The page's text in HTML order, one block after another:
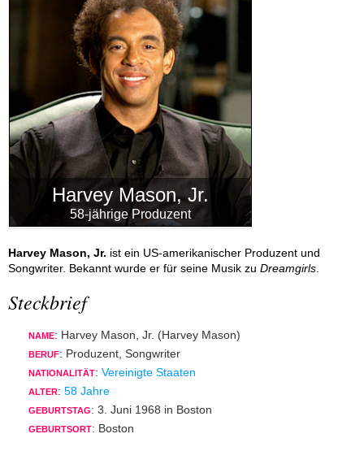
Harvey Mason, Jr.
58-jährige Produzent
Harvey Mason, Jr. ist ein US-amerikanischer Produzent und
Songwriter. Bekannt wurde er für seine Musik zu Dreamgirls
Steckbrief
NAME: Harvey Mason, Jr. (Harvey Mason)
BERUF: Produzent, Songwriter
NATIONALITÄT: Vereinigte Staaten
ALTER: 58 Jahre
GEBURTSTAG: 3. Juni 1968 in Boston
GEBURTSORT: Boston